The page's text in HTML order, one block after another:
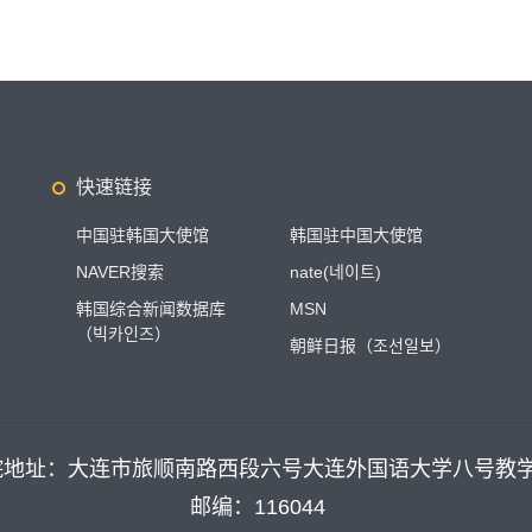
快速链接
中国驻韩国大使馆
韩国驻中国大使馆
NAVER搜索
nate(네이트)
韩国综合新闻数据库
（빅카인즈）
MSN
朝鲜日报（조선일보）
址：大连市旅顺南路西段六号大连外国语大学八号
邮编：116044